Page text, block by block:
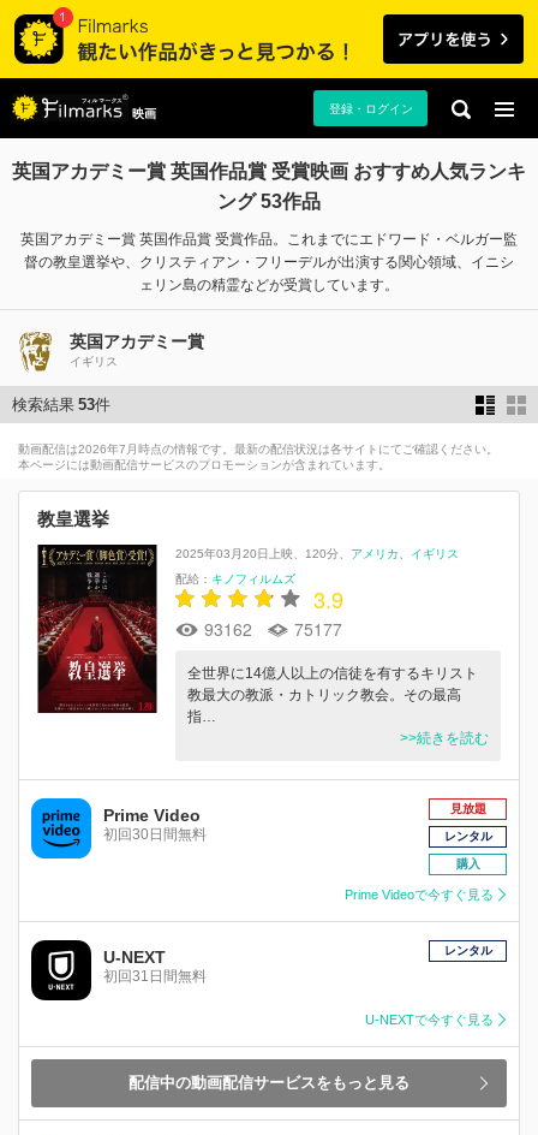
映画 登録・ログイン
英国アカデミー賞 英国作品賞 受賞映画 おすすめ人気ランキ
ング 53作品
英国アカデミー賞 英国作品賞 受賞作品。これまでにエドワード・ベルガー監
督の教皇選挙や、クリスティアン・フリーデルが出演する関心領域、イニシ
ェリン島の精霊などが受賞しています。
英国アカデミー賞
イギリス
検索結果 53件
動画配信は2026年7月時点の情報です。最新の配信状況は各サイトにてご確認ください。
本ページには動画配信サービスのプロモーションが含まれています。
教皇選挙
2025年03月20日上映 120分 アメリカ
イギリス
配給： キノフィルムズ
3.9
93162 75177
全世界に14億人以上の信徒を有するキリスト
教最大の教派・カトリック教会。その最高
指…
>>続きを読む
Prime Video
初回30日間無料
見放題
レンタル
購入
Prime Videoで今すぐ見る
U-NEXT
初回31日間無料
レンタル
U-NEXTで今すぐ見る
配信中の動画配信サービスをもっと見る